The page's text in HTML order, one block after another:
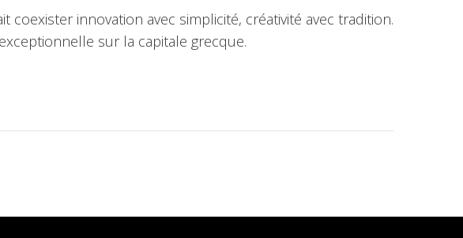
innovation avec simplicité, créativité avec tradition.
sur la capitale grecque.